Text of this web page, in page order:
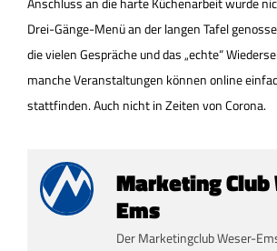
Drei-Gänge-Menü an der langen Tafel
die vielen Gespräche und das „echte“
manche Veranstaltungen können online
stattfinden. Auch nicht in Zeiten von Corona.
Marketing Club
Ems
Der Marketingclub Weser-